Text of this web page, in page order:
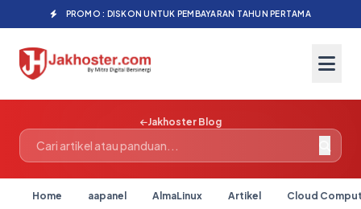
PROMO : DISKON UNTUK PEMBAYARAN TAHUN PERTAMA
Jakhoster Blog
Home aapanel AlmaLinux Artikel Cloud